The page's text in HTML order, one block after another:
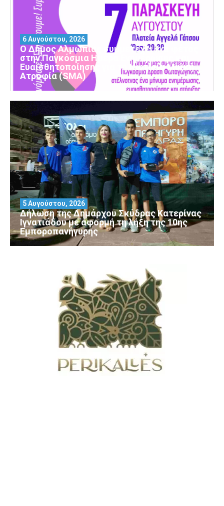
Ο Δήμος Αλμωπίας συμμετέχει και φέτος
στην Παγκόσμια Ημέρα Ενημέρωσης και
Ευαισθητοποίησης για τη Νωτιαία Μυϊκή
Ατροφία (SMA)
6 Αυγούστου, 2026
Δήλωση της Δημάρχου Σκύδρας Κατερίνας
Ιγνατιάδου με αφορμή τη λήξη της 10ης
Εμποροπανήγυρης
5 Αυγούστου, 2026